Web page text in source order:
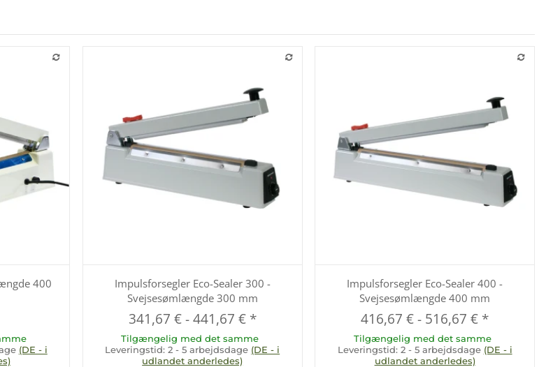
400
(DE - i
Impulsforsegler Eco-Sealer 300 -
Svejsesømlængde 300 mm
341,67 €-441,67 € *
Tilgængelig med det samme
Leveringstid:2 - 5 arbejdsdage (DE - i
udlandet anderledes)
Impulsforsegler Eco-Sealer 400 -
Svejsesømlængde 400 mm
416,67 €- 516,67 € *
Tilgængelig med det samme
Leveringstid: 2 - 5 arbejdsdage (DE - i
udlandet anderledes)